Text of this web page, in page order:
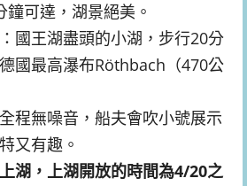
鐘可達，湖景絕美。
：國王湖盡頭的小湖，步行20分
國最高瀑布Röthbach（470公
全程無噪音，船夫會吹小號展示
又有趣。
湖，上湖開放的時間為4/20之